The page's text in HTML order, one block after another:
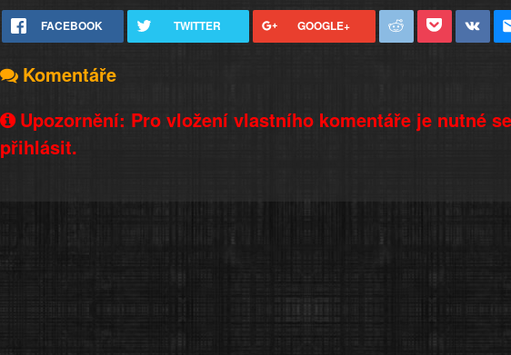
FACEBOOK TWITTER GOOGLE+
Komentáře
Upozornění: Pro vložení vlastního komentáře je nutné se
přihlásit.